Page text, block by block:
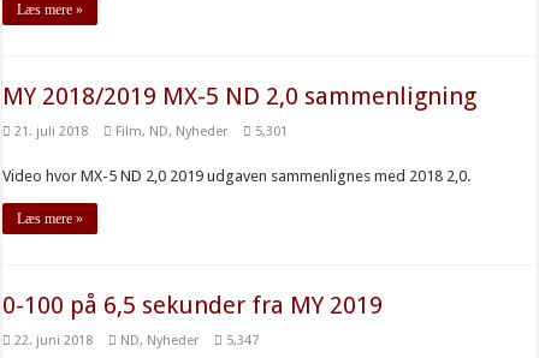
Læs mere »
MY 2018/2019 MX-5 ND 2,0 sammenligning
21. juli 2018 Film, ND, Nyheder 5,301
Video hvor MX-5 ND 2,0 2019 udgaven sammenlignes med 2018 2,0.
Læs mere »
0-100 på 6,5 sekunder fra MY 2019
22. juni 2018 ND, Nyheder 5,347